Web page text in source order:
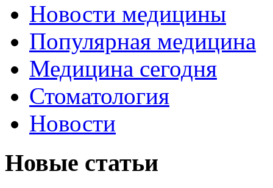
Новости медицины
Популярная медицина
Медицина сегодня
Стоматология
Новости
Новые статьи